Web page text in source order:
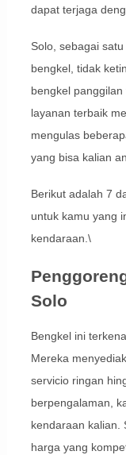
dapat terjaga
Solo, sebagai
bengkel, tidak
bengkel
layanan terbaik
mengulas
yang bisa kalian
Berikut adalah 7
untuk kamu yang
kendaraan.\
Solo
Bengkel ini
Mereka
servicio ringan
berpengalaman,
kendaraan kalian.
harga yang